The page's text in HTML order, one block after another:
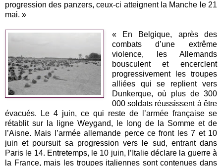
progression des panzers, ceux-ci atteignent la Manche le 21
mai. »
« En Belgique, après des
combats d’une extrême
violence, les Allemands
bousculent et encerclent
progressivement les troupes
alliées qui se replient vers
Dunkerque, où plus de 300
000 soldats réussissent à être
évacués. Le 4 juin, ce qui reste de l’armée française se
rétablit sur la ligne Weygand, le long de la Somme et de
l’Aisne. Mais l’armée allemande perce ce front les 7 et 10
juin et poursuit sa progression vers le sud, entrant dans
Paris le 14. Entretemps, le 10 juin, l’Italie déclare la guerre à
la France, mais les troupes italiennes sont contenues dans